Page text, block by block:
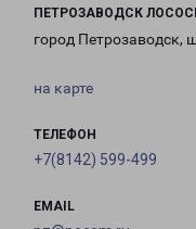
ПЕТРОЗАВОДСК
город Петрозаводск,
на карте
ТЕЛЕФОН
+7(8142) 599-499
EMAIL